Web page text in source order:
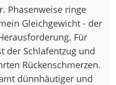
Phasenweise ringe
Gleichgewicht - der
Für
der Schlafentzug und
Rückenschmerzen.
dünnhäutiger und